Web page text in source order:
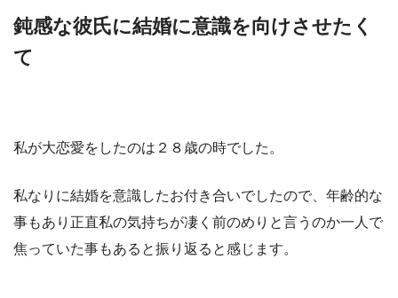
鈍感な彼氏に結婚に意識を向けさせたく
て
私が大恋愛をしたのは２８歳の時でした。
私なりに結婚を意識したお付き合いでしたので、年齢的な
事もあり正直私の気持ちが凄く前のめりと言うのか一人で
焦っていた事もあると振り返ると感じます。